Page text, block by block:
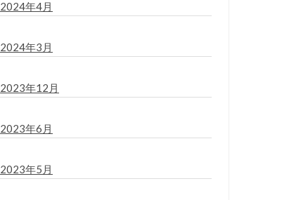
2024年4月
2024年3月
2023年12月
2023年6月
2023年5月